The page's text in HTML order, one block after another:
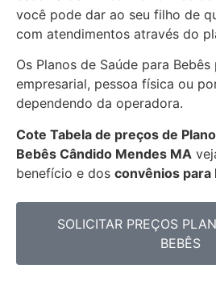
você pode dar ao seu filho de
com atendimentos através do
Os Planos de Saúde para
empresarial, pessoa física ou
dependendo da operadora.
Cote Tabela de preços de
Bebês Cândido Mendes MA
benefício e dos convênios para
SOLICITAR PREÇOS
BEBÊS